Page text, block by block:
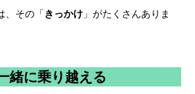
、その「 きっかけ 」がたくさんありま
緒に乗り越える